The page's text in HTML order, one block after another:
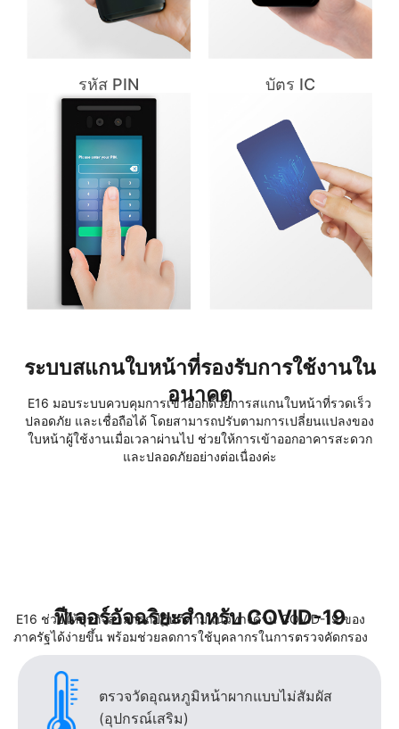
รหัส PIN บัตร IC
ระบบสแกนใบหน้าที่รองรับการใช้งานใน
อนาคต
E16 มอบระบบควบคุมการเข้าออกด้วยการสแกนใบหน้าที่รวดเร็ว
ปลอดภัย และเชื่อถือได้ โดยสามารถปรับตามการเปลี่ยนแปลงของ
ใบหน้าผู้ใช้งานเมื่อเวลาผ่านไป ช่วยให้การเข้าออกอาคารสะดวก
และปลอดภัยอย่างต่อเนื่องค่ะ
ฟีเจอร์อัจฉริยะสำหรับ COVID-19
E16 ช่วยให้ธุรกิจสามารถปฏิบัติตามแนวทางด้าน COVID-19 ของ
ภาครัฐได้ง่ายขึ้น พร้อมช่วยลดการใช้บุคลากรในการตรวจคัดกรอง
ตรวจวัดอุณหภูมิหน้าผากแบบไม่สัมผัส
(อุปกรณ์เสริม)